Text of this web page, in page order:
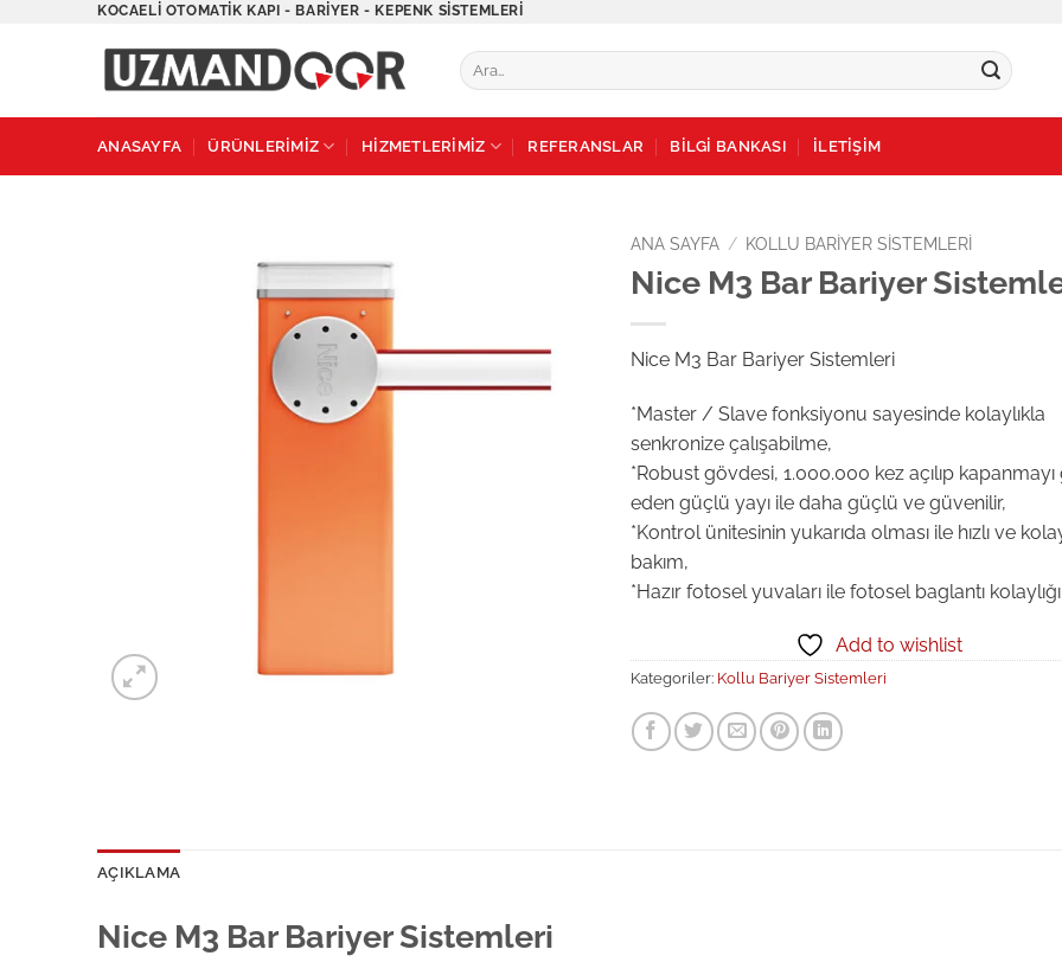
KOCAELI OTOMATIK KAPI - BARIYER - KEPENK SISTEMLERI
Ara:
ANASAYFA ÜRÜNLERİMİZ HİZMETLERİMİZ REFERANSLAR BİLGİ BANKASI İLETİŞİM
ANA SAYFA / KOLLU BARIYER SISTEMLERI
Nice M3 Bar Bariyer
Nice M3 Bar Bariyer Sistemleri
*Master / Slave fonksiyonu sayesinde kolaylıkla
senkronize çalışabilme,
*Robust gövdesi, 1.000.000 kez açılıp
eden güçlü yayı ile daha güçlü ve güvenilir,
*Kontrol ünitesinin yukarıda olması ile hızlı ve
bakım,
*Hazır fotosel yuvaları ile fotosel baglantı
Add to wishlist
Kategoriler: Kollu Bariyer Sistemleri
AÇIKLAMA
Nice M3 Bar Bariyer Sistemleri